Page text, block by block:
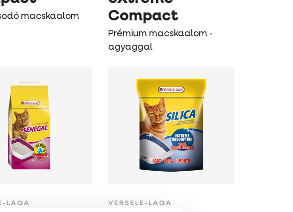
macskaalom
Compact
Prémium macskaalom -
agyaggal
LAGA VERSELE-LAGA